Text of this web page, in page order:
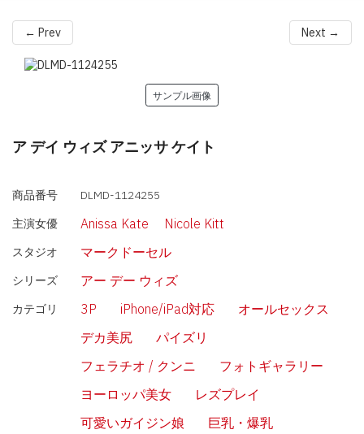
← Prev Next →
サンプル画像
ア デイ ウィズ アニッサ ケイト
商品番号
DLMD-1124255
主演女優
Anissa Kate Nicole Kitt
スタジオ マークドーセル
シリーズ アー デー ウィズ
カテゴリ 3P iPhone/iPad対応
オールセックス
デカ美尻
パイズリ
フェラチオ / クンニ
フォトギャラリー
ヨーロッパ美女
レズプレイ
可愛いガイジン娘
巨乳・爆乳